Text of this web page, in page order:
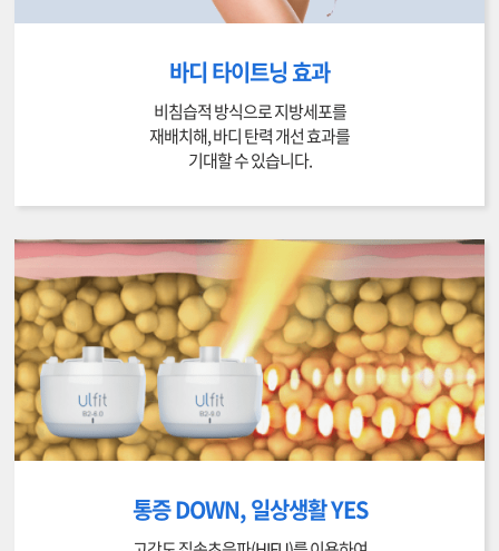
바디 타이트닝 효과
비침습적 방식으로 지방세포를
재배치해, 바디 탄력 개선 효과를
기대할 수 있습니다.
통증 DOWN, 일상생활 YES